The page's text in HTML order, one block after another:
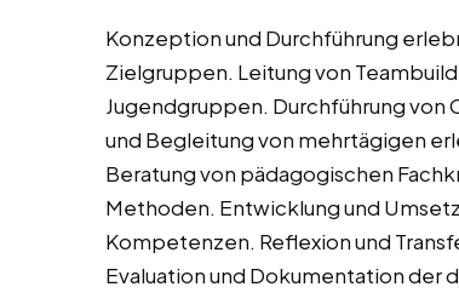
Konzeption und Durchführung
Zielgruppen. Leitung von
Jugendgruppen. Durchführung von
und Begleitung von mehrtägigen
Beratung von pädagogischen
Methoden. Entwicklung und
Kompetenzen. Reflexion und
Evaluation und Dokumentation der